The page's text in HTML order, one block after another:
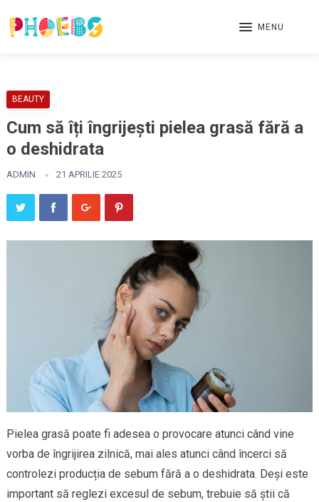
MENU
BEAUTY
Cum să îți îngrijești pielea grasă fără a
o deshidrata
ADMIN 21 APRILIE 2025
Pielea grasă poate fi adesea o provocare atunci când vine
vorba de îngrijirea zilnică, mai ales atunci când încerci să
controlezi producția de sebum fără a o deshidrata. Deși este
important să reglezi excesul de sebum, trebuie să știi că